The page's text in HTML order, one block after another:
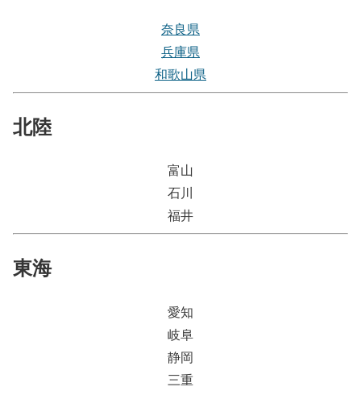
奈良県
兵庫県
和歌山県
北陸
富山
石川
福井
東海
愛知
岐阜
静岡
三重